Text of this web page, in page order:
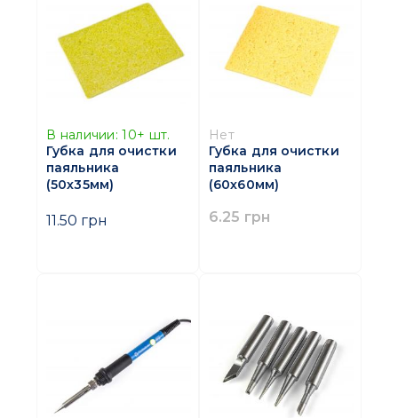
В наличии: 10+ шт.
Губка для очистки
паяльника
(50х35мм)
11.50 грн
Нет
Губка для очистки
паяльника
(60х60мм)
6.25 грн